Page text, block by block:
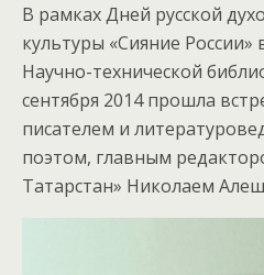
В рамках Дней русской
культуры «Сияние России»
Научно-технической
сентября 2014 прошла
писателем и
поэтом, главным
Татарстан» Николаем